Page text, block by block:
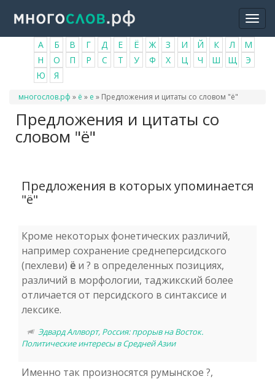
основному
содержанию
А Б В Г Д Е Ё Ж З И Й К Л
М
Н
О П Р С Т У Ф Х Ц Ч Ш Щ
Э
Ю
Я
Вы
многослов.рф » ё » е » Предложения и цитаты со словом "ё"
Предложения и цитаты со
словом "ё"
Предложения в которых упоминается
"ё"
Кроме некоторых фонетических различий,
например сохранение среднеперсидского
(пехлеви) ё и ? в определенных позициях,
различий в морфологии, таджикский более
отличается от персидского в синтаксисе и
лексике.
Эдвард Аллворт, Россия: прорыв на Восток.
Политические интересы в Средней Азии
Именно так произносятся румынское ?,